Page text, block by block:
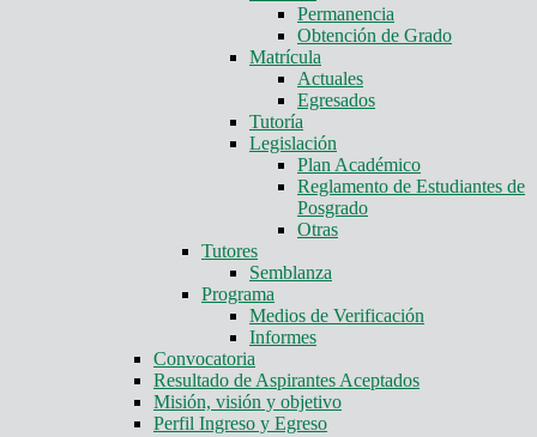
Permanencia
Obtención de Grado
Matrícula
Actuales
Egresados
Tutoría
Legislación
Plan Académico
Reglamento de Estudiantes de
Posgrado
Otras
Tutores
Semblanza
Programa
Medios de Verificación
Informes
Convocatoria
Resultado de Aspirantes Aceptados
Misión, visión y objetivo
Perfil Ingreso y Egreso